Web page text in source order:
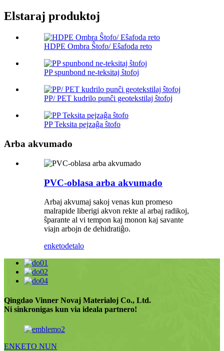
Elstaraj produktoj
HDPE Ombra Ŝtofo/ Eŝafoda reto
PP spunbond ne-teksitaj ŝtofoj
PP/ PET kudrilo punĉi geotekstilaj ŝtofoj
PP Teksita pejzaĝa ŝtofo
Arba akvumado
PVC-oblasa arba akvumado
Arbaj akvumaj sakoj venas kun promeso
malrapide liberigi akvon rekte al arbaj radikoj,
ŝparante al vi tempon kaj monon kaj savante
viajn arbojn de dehidratiĝo.
enketodetalo
Qingdao Vinner Novaj Materialoj Co., Ltd.
Ni sinkronigas kun via ideala partnero!
ENKETO NUN